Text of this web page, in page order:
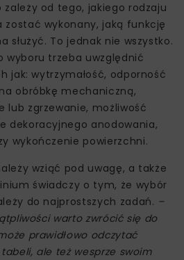
zależy od tego, jakiego rodzaju
wykonany, jaką funkcję
służyć. To jednak nie wszystko.
wyboru trzeba uwzględnić
jak: wytrzymałość, odporność
obróbkę mechaniczną,
lub zgrzewanie, możliwość
dekoracyjnego anodowania,
wykończenie powierzchni.
wziąć pod uwagę, a także
świadczy o tym, że wybór
do najprostszych zadań. –
warto zwrócić się do
prawidłowo odczytać
ale też wesprze swoim